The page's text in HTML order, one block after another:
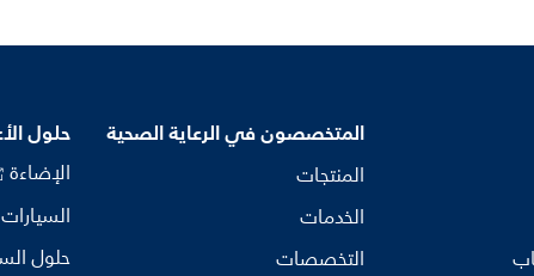
المتخصصون في الرعاية الصحية
المنتجات
الخدمات
التخصصات
حلول
الإضاءة
السيارات
حلول